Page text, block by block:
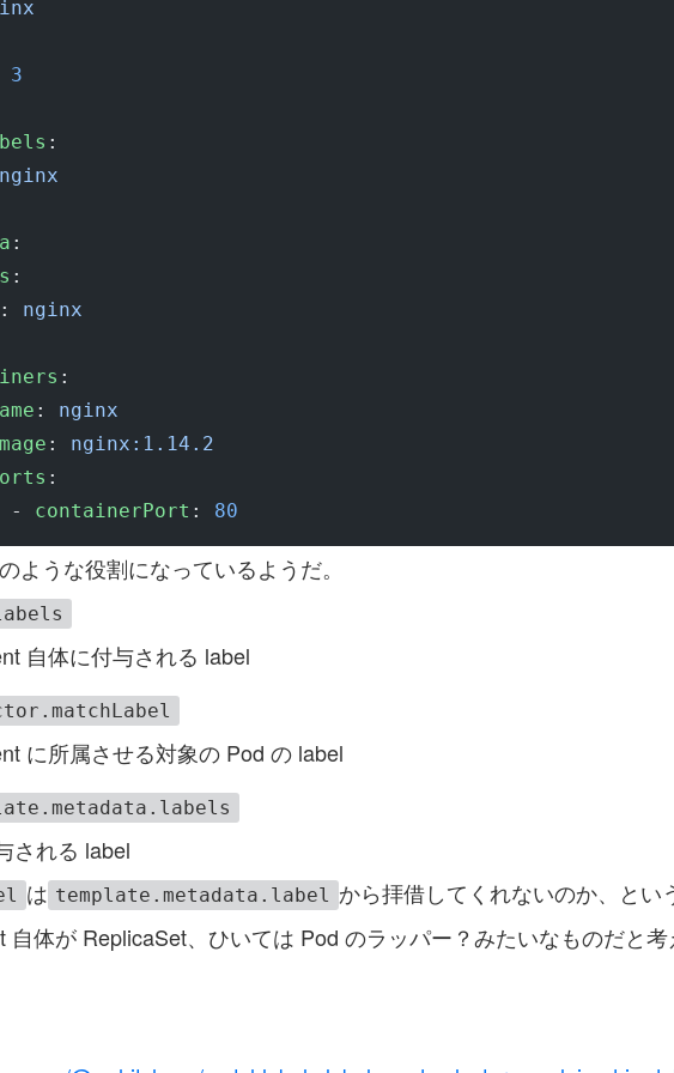
3
:
nginx
:
:
: nginx
:
: nginx
: nginx:1.14.2
:
-
containerPort : 80
ような役割になっているようだ。
自体に付与される label
に所属させる対象の Pod の label
される label
は template.metadata.label から拝借してくれないのか、とい
自体が ReplicaSet、ひいては Pod のラッパー？みたいなものだと